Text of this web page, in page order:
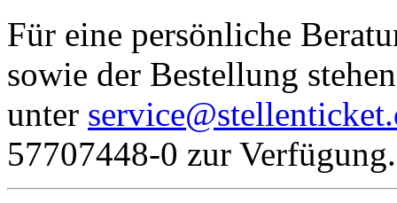
Für eine persönliche
sowie der Bestellung
unter
57707448-0 zur Verfügung.